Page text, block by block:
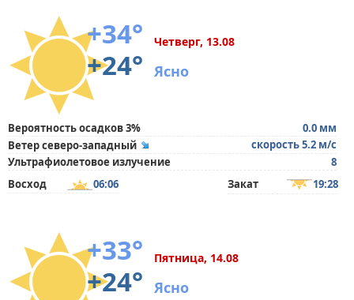
+34°
+24°
Четверг, 13.08
Ясно
Вероятность осадков 3%
0.0 мм
Ветер северо-западный
скорость 5.2 м/с
Ультрафиолетовое излучение
8
Восход
06:06 Закат 19:28
+33°
+24°
Пятница, 14.08
Ясно